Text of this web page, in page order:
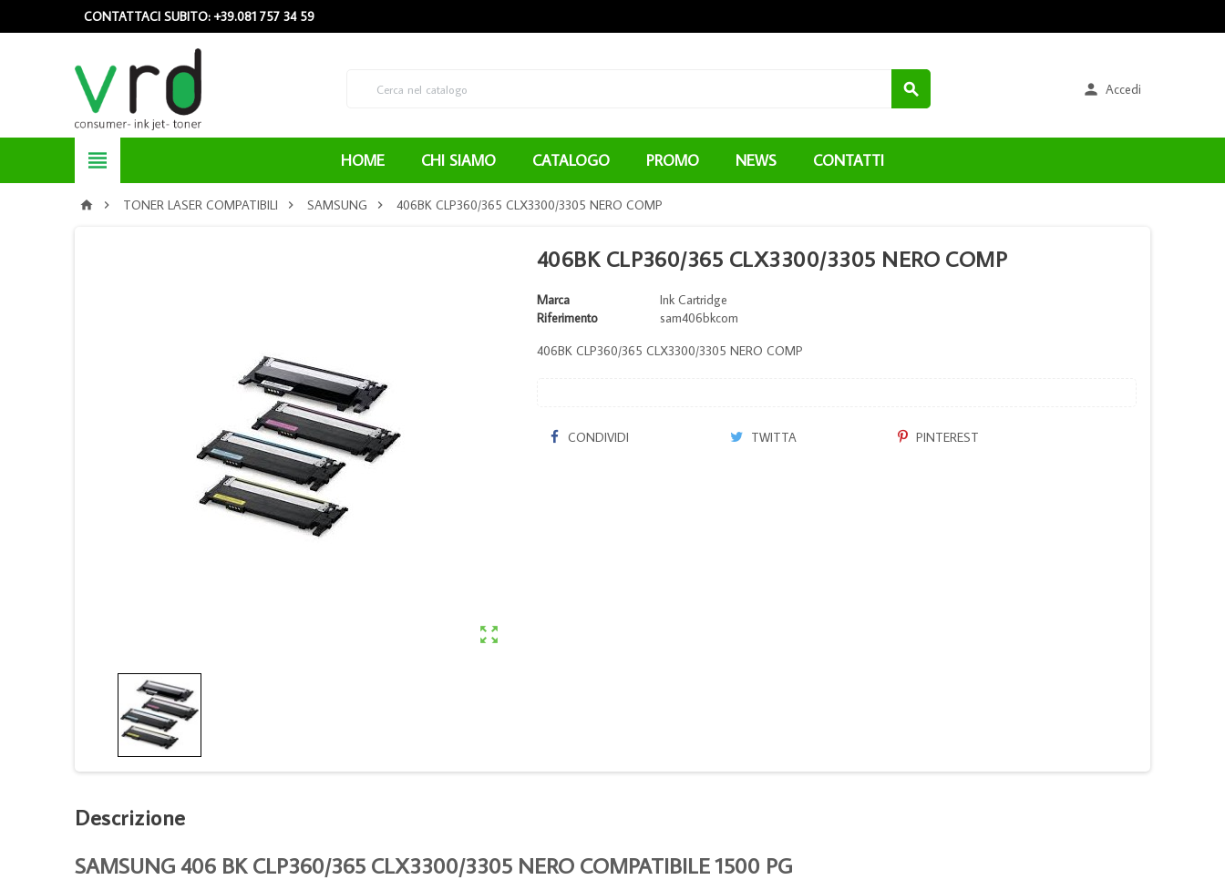
CONTATTACI SUBITO: +39.081 757 34 59
  Accedi
 HOME CHI SIAMO CATALOGO PROMO NEWS CONTATTI
  TONER LASER COMPATIBILI  SAMSUNG  406BK CLP360/365 CLX3300/3305 NERO COMP

406BK CLP360/365 CLX3300/3305 NERO COMP
Marca
Ink Cartridge
Riferimento
sam406bkcom
406BK CLP360/365 CLX3300/3305 NERO COMP
CONDIVIDI TWITTA PINTEREST
Descrizione
SAMSUNG 406 BK CLP360/365 CLX3300/3305 NERO COMPATIBILE 1500 PG